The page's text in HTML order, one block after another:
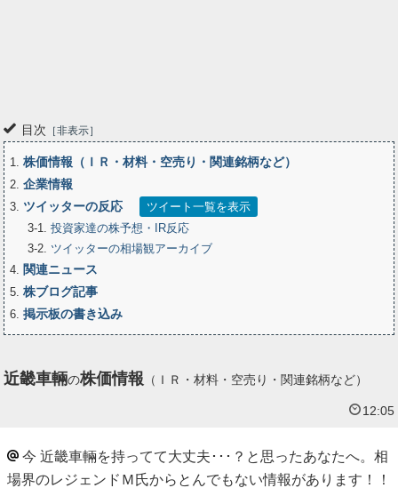
目次 非表示
1 株価情報（ＩＲ・材料・空売り・関連銘柄など）
2 企業情報
3 ツイッターの反応
ツイート一覧を表示
3-1 投資家達の株予想・IR反応
3-2 ツイッターの相場観アーカイブ
4
関連ニュース
5 株ブログ記事
6 掲示板の書き込み
近畿車輛の株価情報 （ＩＲ・材料・空売り・関連銘柄など）
12:05
今 近畿車輛を持ってて大丈夫･･･？と思ったあなたへ。相
場界のレジェンドＭ氏からとんでもない情報があります！！